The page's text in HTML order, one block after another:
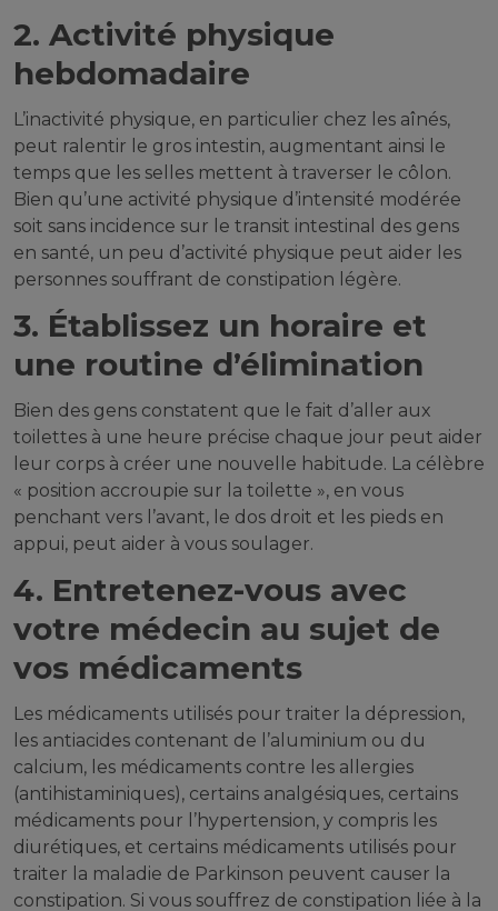
2. Activité physique
hebdomadaire
L’inactivité physique, en particulier chez les aînés,
peut ralentir le gros intestin, augmentant ainsi le
temps que les selles mettent à traverser le côlon.
Bien qu’une activité physique d’intensité modérée
soit sans incidence sur le transit intestinal des gens
en santé, un peu d’activité physique peut aider les
personnes souffrant de constipation légère.
3. Établissez un horaire et
une routine d’élimination
Bien des gens constatent que le fait d’aller aux
toilettes à une heure précise chaque jour peut aider
leur corps à créer une nouvelle habitude. La célèbre
« position accroupie sur la toilette », en vous
penchant vers l’avant, le dos droit et les pieds en
appui, peut aider à vous soulager.
4. Entretenez-vous avec
votre médecin au sujet de
vos médicaments
Les médicaments utilisés pour traiter la dépression,
les antiacides contenant de l’aluminium ou du
calcium, les médicaments contre les allergies
(antihistaminiques), certains analgésiques, certains
médicaments pour l’hypertension, y compris les
diurétiques, et certains médicaments utilisés pour
traiter la maladie de Parkinson peuvent causer la
constipation. Si vous souffrez de constipation liée à la